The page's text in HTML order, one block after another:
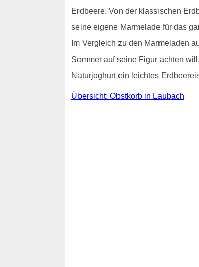
Erdbeere. Von der klassischen
seine eigene Marmelade für das
Im Vergleich zu den Marmeladen
Sommer auf seine Figur achten
Naturjoghurt ein leichtes
Übersicht: Obstkorb in Laubach